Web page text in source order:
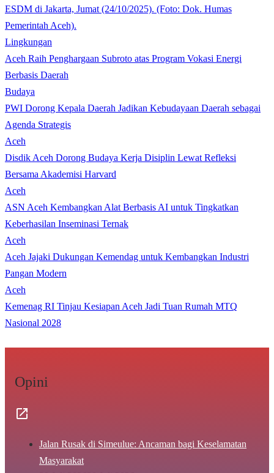
Lingkungan
Aceh Raih Penghargaan Subroto atas Program Vokasi Energi
Berbasis Daerah
Budaya
PWI Dorong Kepala Daerah Jadikan Kebudayaan Daerah sebagai
Agenda Strategis
Aceh
Disdik Aceh Dorong Budaya Kerja Disiplin Lewat Refleksi
Bersama Akademisi Harvard
Aceh
ASN Aceh Kembangkan Alat Berbasis AI untuk Tingkatkan
Keberhasilan Inseminasi Ternak
Aceh
Aceh Jajaki Dukungan Kemendag untuk Kembangkan Industri
Pangan Modern
Aceh
Kemenag RI Tinjau Kesiapan Aceh Jadi Tuan Rumah MTQ
Nasional 2028
Opini
Jalan Rusak di Simeulue: Ancaman bagi Keselamatan
Masyarakat